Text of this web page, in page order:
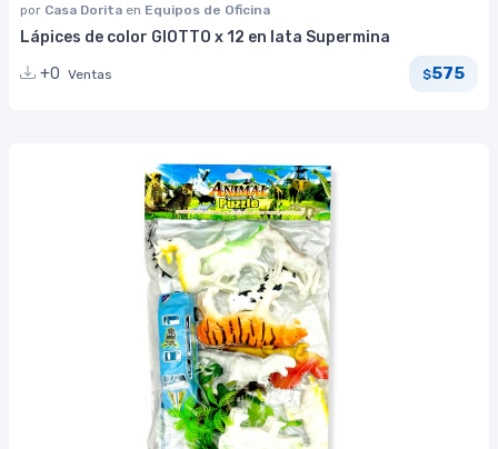
por Casa Dorita en Equipos de Oficina
Lápices de color GIOTTO x 12 en lata Supermina
+0 Ventas $575